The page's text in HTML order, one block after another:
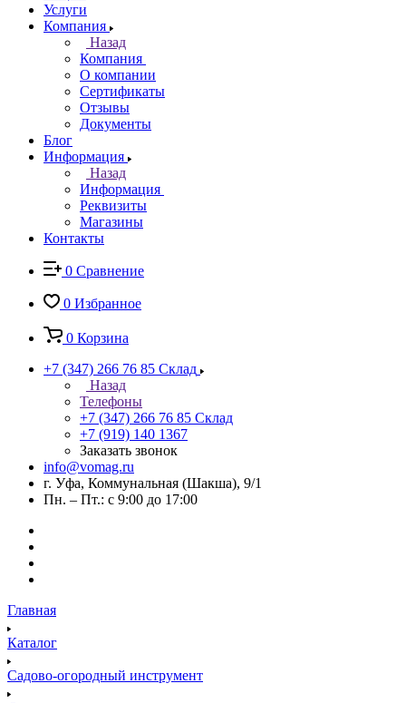
Услуги
Компания
Назад
Компания
О компании
Сертификаты
Отзывы
Документы
Блог
Информация
Назад
Информация
Реквизиты
Магазины
Контакты
0 Сравнение
0 Избранное
0 Корзина
+7 (347) 266 76 85 Склад
Назад
Телефоны
+7 (347) 266 76 85 Склад
+7 (919) 140 1367
Заказать звонок
info@vomag.ru
г. Уфа, Коммунальная (Шакша), 9/1
Пн. – Пт.: с 9:00 до 17:00
Главная
Каталог
Садово-огородный инструмент